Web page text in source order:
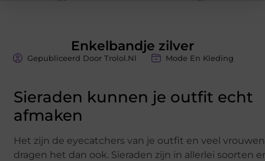
Enkelbandje zilver
Gepubliceerd Door Trolol.nl Mode En Kleding
Sieraden kunnen je outfit echt
afmaken
Het zijn de eyecatchers van je outfit en veel vrouwen
dragen het dan ook. Sieraden zijn in allerlei soorten